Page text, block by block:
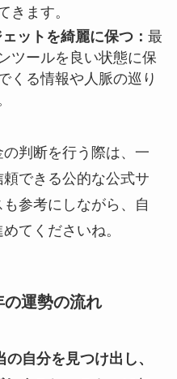
きます。
ットを綺麗に保つ： 最
ツールを良い状態に保
くる情報や人脈の巡り
判断を行う際は、一
できる公的な公式サ
参考にしながら、自
てくださいね。
運勢の流れ
の自分を見つけ出し、